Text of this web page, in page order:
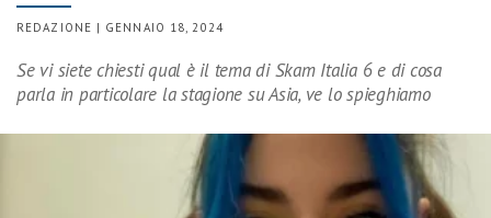
REDAZIONE | GENNAIO 18, 2024
Se vi siete chiesti qual è il tema di Skam Italia 6 e di cosa
parla in particolare la stagione su Asia, ve lo spieghiamo